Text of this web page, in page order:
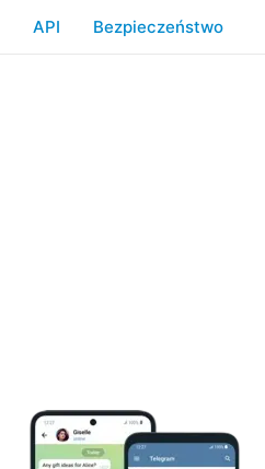
API Bezpieczeństwo